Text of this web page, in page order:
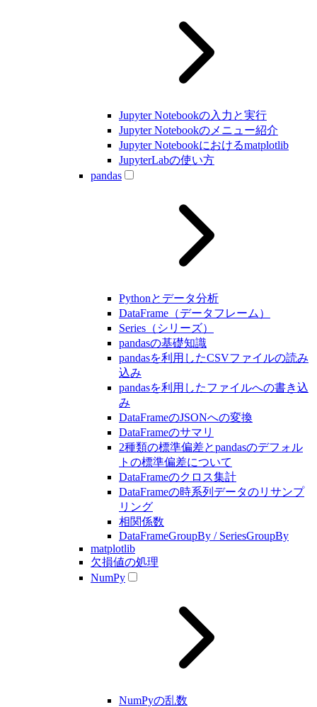
Jupyter Notebookの入力と実行
Jupyter Notebookのメニュー紹介
Jupyter Notebookにおけるmatplotlib
JupyterLabの使い方
pandas
Pythonとデータ分析
DataFrame（データフレーム）
Series（シリーズ）
pandasの基礎知識
pandasを利用したCSVファイルの読み
込み
pandasを利用したファイルへの書き込
み
DataFrameのJSONへの変換
DataFrameのサマリ
2種類の標準偏差とpandasのデフォル
トの標準偏差について
DataFrameのクロス集計
DataFrameの時系列データのリサンプ
リング
相関係数
DataFrameGroupBy / SeriesGroupBy
matplotlib
欠損値の処理
NumPy
NumPyの乱数